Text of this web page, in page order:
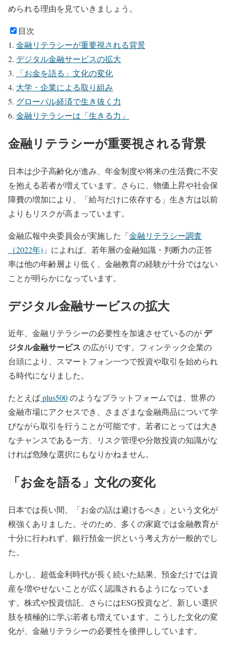
められる理由を見ていきましょう。
目次
金融リテラシーが重要視される背景
デジタル金融サービスの拡大
「お金を語る」文化の変化
大学・企業による取り組み
グローバル経済で生き抜く力
金融リテラシーは「生きる力」
金融リテラシーが重要視される背景
日本は少子高齢化が進み、年金制度や将来の生活費に不安
を抱える若者が増えています。さらに、物価上昇や社会保
障費の増加により、「給与だけに依存する」生き方は以前
よりもリスクが高まっています。
金融広報中央委員会が実施した「金融リテラシー調査
（2022年) 」によれば、若年層の金融知識・判断力の正答
率は他の年齢層より低く、金融教育の経験が十分ではない
ことが明らかになっています。
デジタル金融サービスの拡大
近年、金融リテラシーの必要性を加速させているのが デ
ジタル金融サービス の広がりです。フィンテック企業の
台頭により、スマートフォン一つで投資や取引を始められ
る時代になりました。
たとえばplus500のようなプラットフォームでは、世界の
金融市場にアクセスでき、さまざまな金融商品について学
びながら取引を行うことが可能です。若者にとっては大き
なチャンスである一方、リスク管理や分散投資の知識がな
ければ危険な選択にもなりかねません。
「お金を語る」文化の変化
日本では長い間、「お金の話は避けるべき」という文化が
根強くありました。そのため、多くの家庭では金融教育が
十分に行われず、銀行預金一択という考え方が一般的でし
た。
しかし、超低金利時代が長く続いた結果、預金だけでは資
産を増やせないことが広く認識されるようになっていま
す。株式や投資信託、さらにはESG投資など、新しい選択
肢を積極的に学ぶ若者も増えています。こうした文化の変
化が、金融リテラシーの必要性を後押ししています。